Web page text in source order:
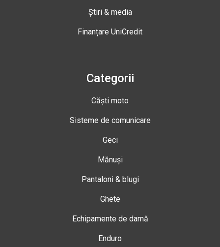
Știri & media
Finanțare UniCredit
Categorii
Căști moto
Sisteme de comunicare
Geci
Mănuși
Pantaloni & blugi
Ghete
Echipamente de damă
Enduro